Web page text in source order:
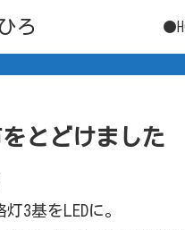
ろ
とどけました
3基をLEDに。